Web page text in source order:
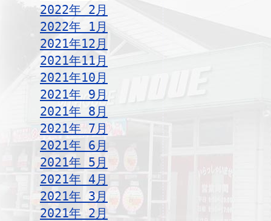
2022年 2月
2022年 1月
2021年12月
2021年11月
2021年10月
2021年 9月
2021年 8月
2021年 7月
2021年 6月
2021年 5月
2021年 4月
2021年 3月
2021年 2月